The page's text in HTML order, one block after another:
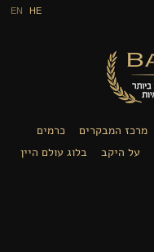
EN HE
מרכז המבקרים
כרמים
על היקב
בלוג עולם היין